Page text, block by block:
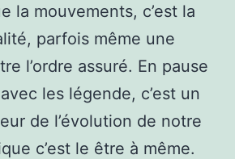
la mouvements, c’est la
parfois même une
l’ordre assuré. En pause
les légende, c’est un
de l’évolution de notre
c’est le être à même.